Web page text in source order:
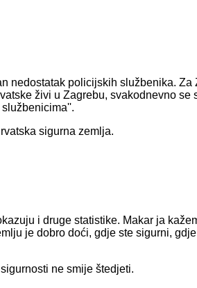
nedostatak policijskih službenika.
živi u Zagrebu, svakodnevno se
sigurna zemlja.
i druge statistike. Makar ja
je dobro doći, gdje ste sigurni,
ne smije štedjeti.